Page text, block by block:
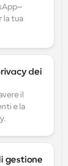
la tua
dei
il
e la
gestione